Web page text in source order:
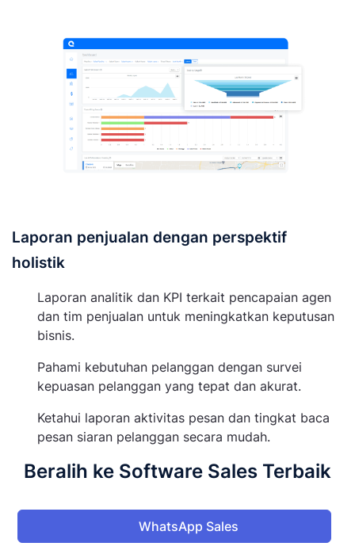
Laporan penjualan dengan perspektif
holistik
Laporan analitik dan KPI terkait pencapaian agen
dan tim penjualan untuk meningkatkan keputusan
bisnis.
Pahami kebutuhan pelanggan dengan survei
kepuasan pelanggan yang tepat dan akurat.
Ketahui laporan aktivitas pesan dan tingkat baca
pesan siaran pelanggan secara mudah.
Beralih ke Software Sales Terbaik
WhatsApp Sales